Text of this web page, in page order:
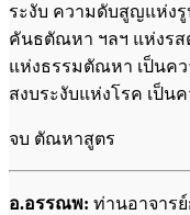
ระงับ ความดับสูญแห่ง
คันธตัณหา ฯลฯ แห่งร
แห่งธรรมตัณหา เป็นค
สงบระงับแห่งโรค เป็
จบ ตัณหาสูตร
อ.อรรณพ: ท่านอาจาร